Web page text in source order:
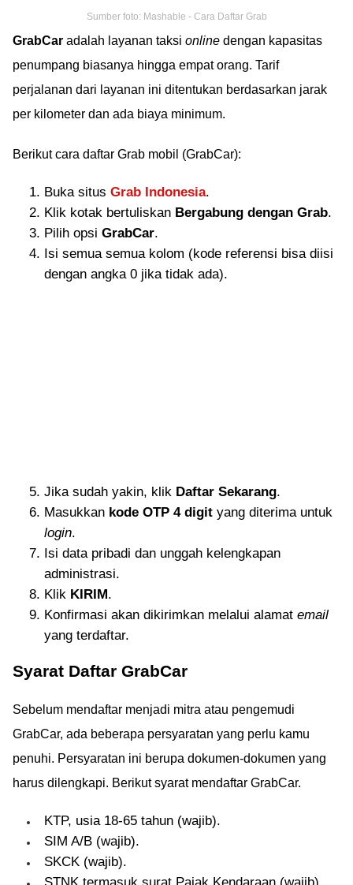
Sumber foto: Mashable - Cara Daftar Grab
GrabCar adalah layanan taksi online dengan kapasitas
penumpang biasanya hingga empat orang. Tarif
perjalanan dari layanan ini ditentukan berdasarkan jarak
per kilometer dan ada biaya minimum.
Berikut cara daftar Grab mobil (GrabCar):
Buka situs Grab Indonesia.
Klik kotak bertuliskan Bergabung dengan Grab.
Pilih opsi GrabCar.
Isi semua semua kolom (kode referensi bisa diisi
dengan angka 0 jika tidak ada).
Jika sudah yakin, klik Daftar Sekarang.
Masukkan kode OTP 4 digit yang diterima untuk
login.
Isi data pribadi dan unggah kelengkapan
administrasi.
Klik KIRIM.
Konfirmasi akan dikirimkan melalui alamat email
yang terdaftar.
Syarat Daftar GrabCar
Sebelum mendaftar menjadi mitra atau pengemudi
GrabCar, ada beberapa persyaratan yang perlu kamu
penuhi. Persyaratan ini berupa dokumen-dokumen yang
harus dilengkapi. Berikut syarat mendaftar GrabCar.
KTP, usia 18-65 tahun (wajib).
SIM A/B (wajib).
SKCK (wajib).